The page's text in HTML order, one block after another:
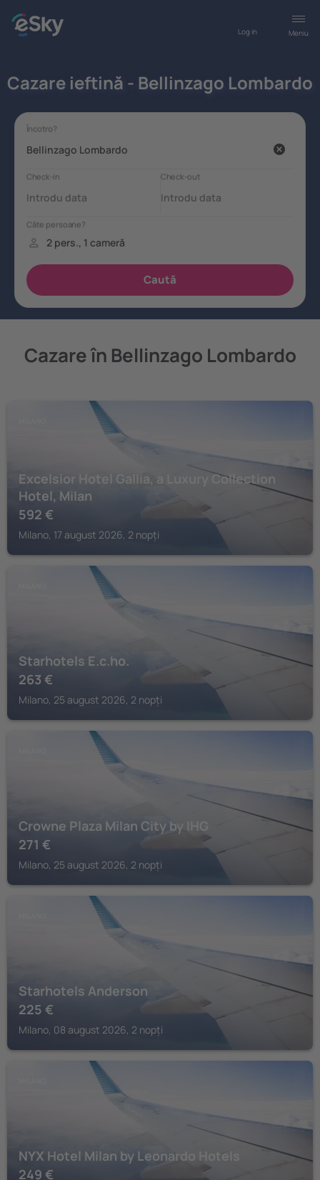
Meniu
Log in
Cazare ieftină - Bellinzago Lombardo
Cazare în Bellinzago Lombardo
Excelsior Hotel Gallia, a Luxury Collection
Hotel, Milan
592 €
Milano, 17 august 2026, 2 nopți
Starhotels E.c.ho.
263 €
Milano, 25 august 2026, 2 nopți
Crowne Plaza Milan City by IHG
271 €
Milano, 25 august 2026, 2 nopți
Starhotels Anderson
225 €
Milano, 08 august 2026, 2 nopți
NYX Hotel Milan by Leonardo Hotels
249 €